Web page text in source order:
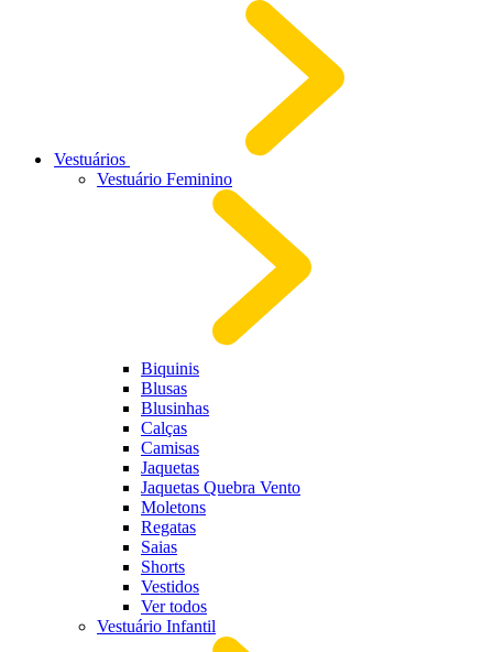
Vestuários
Vestuário Feminino
Biquinis
Blusas
Blusinhas
Calças
Camisas
Jaquetas
Jaquetas Quebra Vento
Moletons
Regatas
Saias
Shorts
Vestidos
Ver todos
Vestuário Infantil